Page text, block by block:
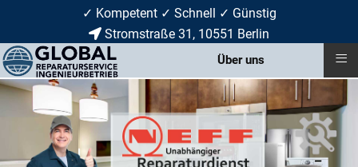
✓ Kompetent ✓ Schnell ✓ Günstig
Stromstraße 31, 10551 Berlin
Über uns ≡